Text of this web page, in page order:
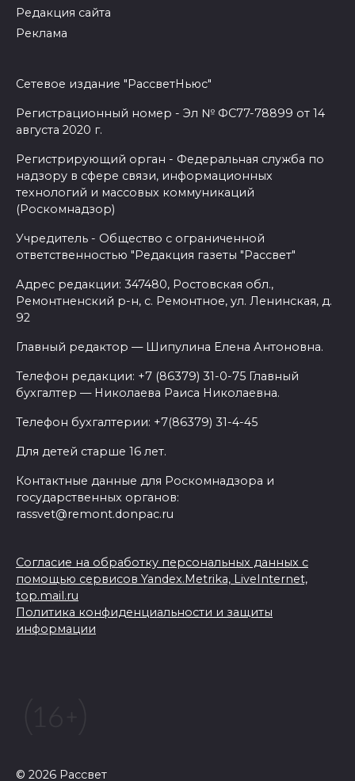
Редакция сайта
Реклама
Сетевое издание "РассветНьюс"
Регистрационный номер - Эл № ФС77-78899 от 14
августа 2020 г.
Регистрирующий орган - Федеральная служба по
надзору в сфере связи, информационных
технологий и массовых коммуникаций
(Роскомнадзор)
Учредитель - Общество с ограниченной
ответственностью "Редакция газеты "Рассвет"
Адрес редакции: 347480, Ростовская обл.,
Ремонтненский р-н, с. Ремонтное, ул. Ленинская, д.
92
Главный редактор — Шипулина Елена Антоновна.
Телефон редакции: +7 (86379) 31-0-75 Главный
бухгалтер — Николаева Раиса Николаевна.
Телефон бухгалтерии: +7(86379) 31-4-45
Для детей старше 16 лет.
Контактные данные для Роскомнадзора и
государственных органов:
rassvet@remont.donpac.ru
Согласие на обработку персональных данных с
помощью сервисов Yandex.Metrika, LiveInternet,
top.mail.ru
Политика конфиденциальности и защиты
информации
© 2026 Рассвет